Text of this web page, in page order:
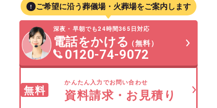
ご希望に沿う葬儀場・火葬場をご案内します
深夜・早朝でも24時間365日対応
電話をかける（無料）
0120-74-9072
無料
かんたん入力でお問い合わせ
資料請求・お見積り